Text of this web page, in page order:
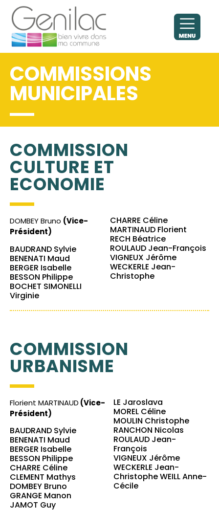
COMMISSIONS
MUNICIPALES
COMMISSION
CULTURE ET
ECONOMIE
DOMBEY Bruno (Vice-
Président)
BAUDRAND Sylvie
BENENATI Maud
BERGER Isabelle
BESSON Philippe
BOCHET SIMONELLI
Virginie
CHARRE Céline
MARTINAUD Florient
RECH Béatrice
ROULAUD Jean-François
VIGNEUX Jérôme
WECKERLE Jean-
Christophe
COMMISSION
URBANISME
Florient MARTINAUD (Vice-
Président)
BAUDRAND Sylvie
BENENATI Maud
BERGER Isabelle
BESSON Philippe
CHARRE Céline
CLEMENT Mathys
DOMBEY Bruno
GRANGE Manon
JAMOT Guy
LE Jaroslava
MOREL Céline
MOULIN Christophe
RANCHON Nicolas
ROULAUD Jean-
François
VIGNEUX Jérôme
WECKERLE Jean-
Christophe WEILL Anne-
Cécile